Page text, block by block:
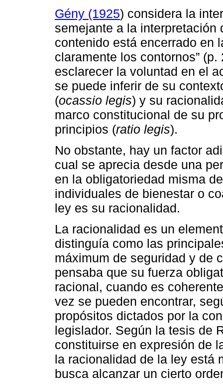
Gény (1925) considera la
semejante a la interpretación
contenido está encerrado en
claramente los contornos”
esclarecer la voluntad en el
se puede inferir de su
(ocassio legis) y su
marco constitucional de su
principios (ratio legis).
No obstante, hay un factor
cual se aprecia desde una
en la obligatoriedad misma
individuales de bienestar o
ley es su racionalidad.
La racionalidad es un
distinguía como las
máximum de seguridad y de
pensaba que su fuerza
racional, cuando es
vez se pueden encontrar,
propósitos dictados por la
legislador. Según la tesis de
constituirse en expresión de
la racionalidad de la ley está
busca alcanzar un cierto